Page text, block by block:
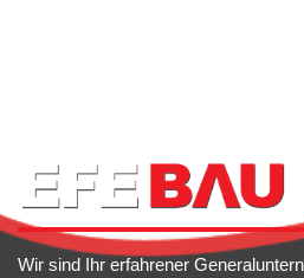
Wir sind Ihr erfahrener